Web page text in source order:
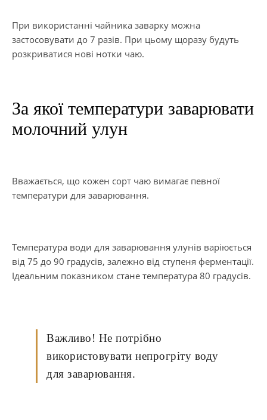
При використанні чайника заварку можна
застосовувати до 7 разів. При цьому щоразу будуть
розкриватися нові нотки чаю.
За якої температури заварювати
молочний улун
Вважається, що кожен сорт чаю вимагає певної
температури для заварювання.
Температура води для заварювання улунів варіюється
від 75 до 90 градусів, залежно від ступеня ферментації.
Ідеальним показником стане температура 80 градусів.
Важливо! Не потрібно
використовувати непрогріту воду
для заварювання.